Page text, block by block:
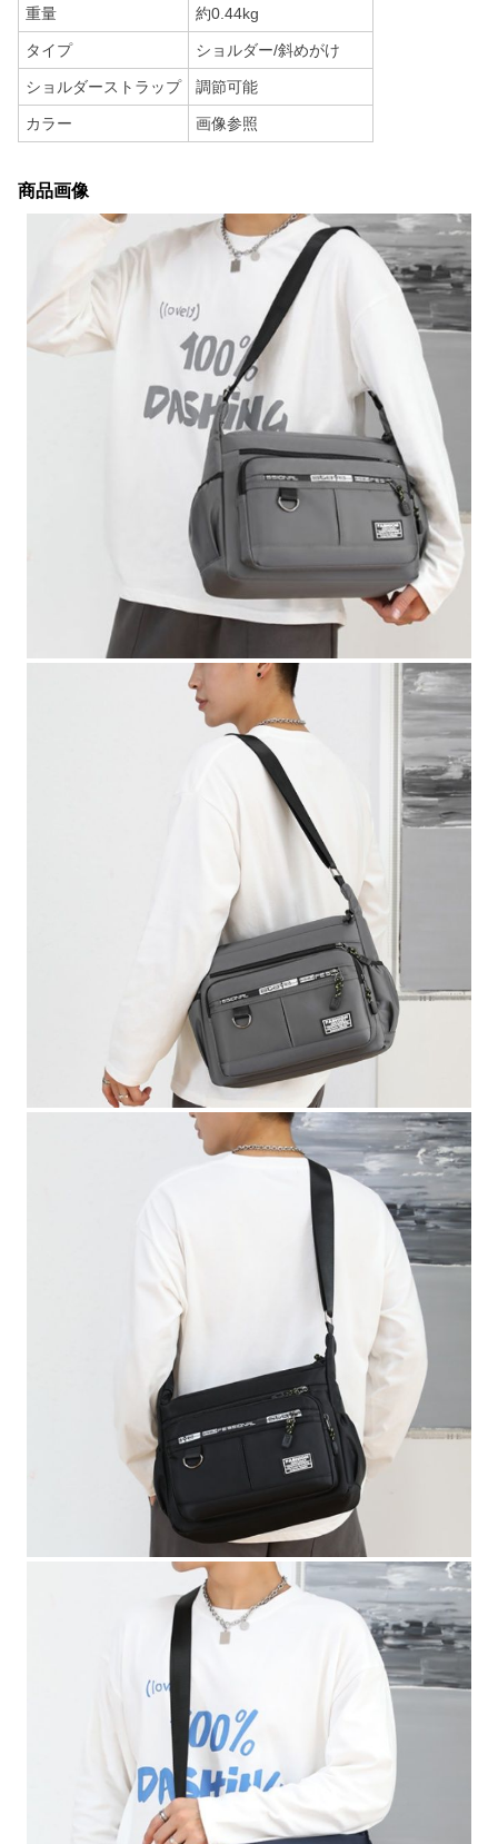
重量 約0.44kg
タイプ ショルダー/斜めがけ
ショルダーストラップ 調節可能
カラー 画像参照
商品画像